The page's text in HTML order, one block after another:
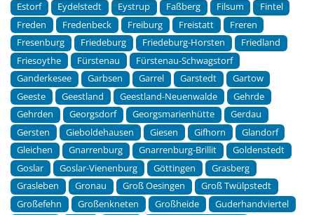
Estorf
Eydelstedt Eystrup Faßberg Filsum
Fintel
Freden
Fredenbeck Freiburg Freistatt
Freren
Fresenburg
Friedeburg Friedeburg-Horsten
Friedland
Friesoythe
Fürstenau
Fürstenau-Schwagstorf
Ganderkesee
Garbsen Garrel Garstedt
Gartow
Geeste
Geestland Geestland-Neuenwalde
Gehrde
Gehrden
Georgsdorf Georgsmarienhütte
Gerdau
Gersten
Gieboldehausen Giesen Gifhorn
Glandorf
Gleichen
Gnarrenburg Gnarrenburg-Brillit
Goldenstedt
Goslar
Goslar-Vienenburg Göttingen
Grasberg
Grasleben
Gronau Groß Oesingen
Groß Twülpstedt
Großefehn
Großenkneten Großheide
Guderhandviertel